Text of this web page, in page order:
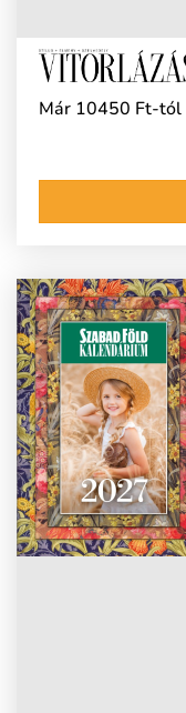
Már 10450 Ft-tól